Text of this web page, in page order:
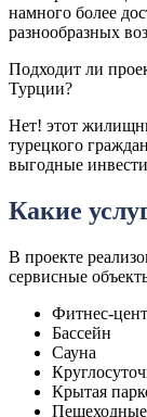
намного более
разнообразных
Подходит ли
Турции?
Нет! этот
турецкого
выгодные
Какие
В проекте
сервисные
Фитнес-
Бассейн
Сауна
Крытая